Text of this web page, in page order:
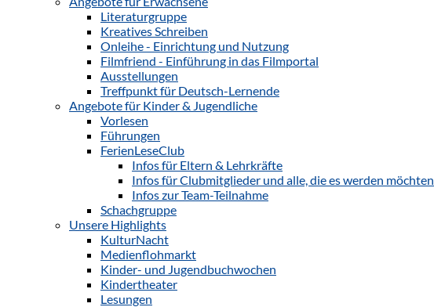
Literaturgruppe
Kreatives Schreiben
Onleihe - Einrichtung und Nutzung
Filmfriend - Einführung in das Filmportal
Ausstellungen
Treffpunkt für Deutsch-Lernende
Angebote für Kinder & Jugendliche
Vorlesen
Führungen
FerienLeseClub
Infos für Eltern & Lehrkräfte
Infos für Clubmitglieder und alle, die es werden möchten
Infos zur Team-Teilnahme
Schachgruppe
Unsere Highlights
KulturNacht
Medienflohmarkt
Kinder- und Jugendbuchwochen
Kindertheater
Lesungen